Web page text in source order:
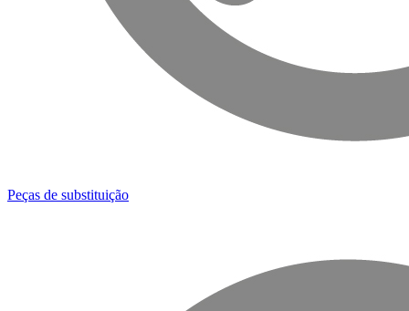
Peças de substituição